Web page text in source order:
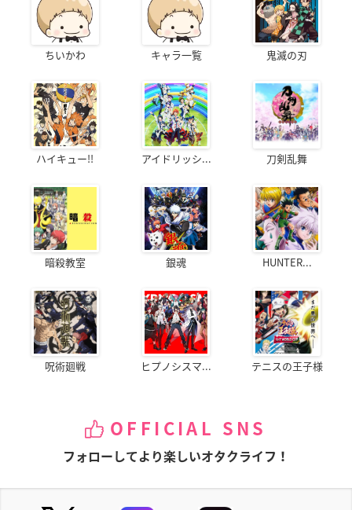
ちいかわ キャラ一覧 鬼滅の刃
ハイキュー!! アイドリッシ... 刀剣乱舞
暗殺教室 銀魂 HUNTER...
呪術廻戦 ヒプノシスマ... テニスの王子様
OFFICIAL SNS
フォローしてより楽しいオタクライフ！